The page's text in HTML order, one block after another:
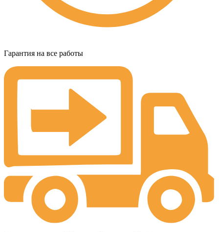
Гарантия на все работы